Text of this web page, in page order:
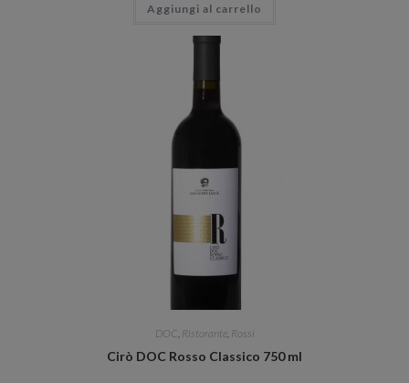
Aggiungi al carrello
DOC, Ristorante, Rossi
Cirò DOC Rosso Classico 750 ml